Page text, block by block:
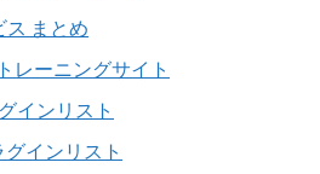
まとめ
レーニングサイト
インリスト
インリスト